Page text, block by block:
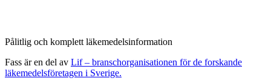
Pålitlig och komplett läkemedelsinformation
Fass är en del av Lif – branschorganisationen för de forskande
läkemedelsföretagen i Sverige.